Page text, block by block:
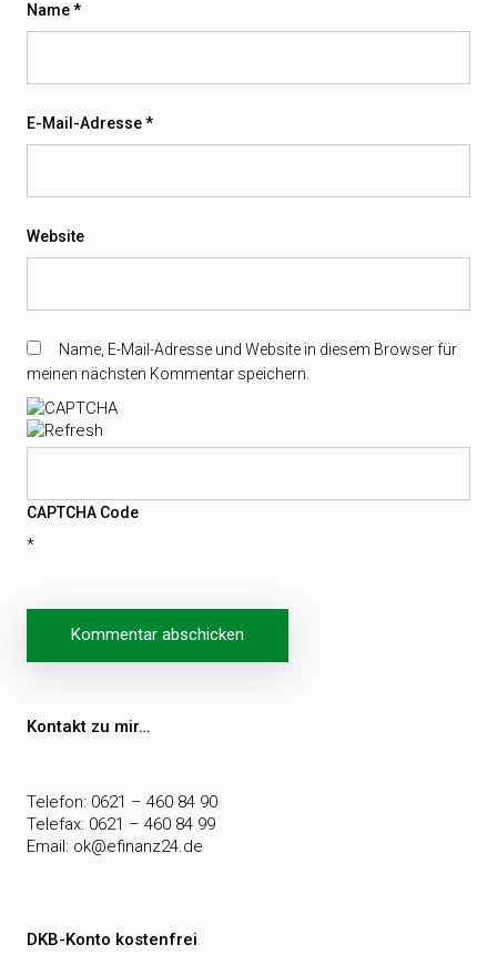
Name*
E-Mail-Adresse*
Website
Name, E-Mail-Adresse und Website in diesem Browser für
meinen nächsten Kommentar speichern.
CAPTCHA Code
*
Beitragsnavigation
Kontakt zu mir…
Telefon: 0621 – 460 84 90
Telefax: 0621 – 460 84 99
Email: ok@efinanz24.de
DKB-Konto kostenfrei